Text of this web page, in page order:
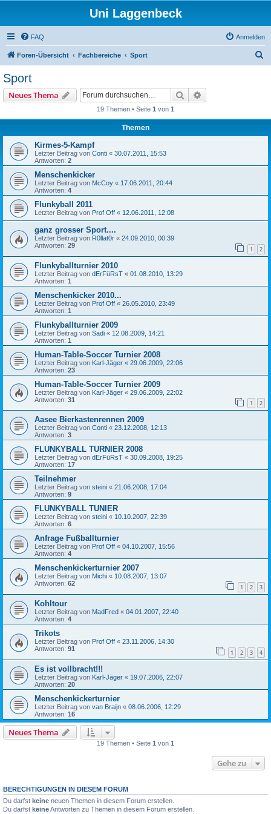
Uni Laggenbeck
FAQ Anmelden
Foren-Übersicht Fachbereiche Sport
Sport
Neues Thema Suche
19 Themen • Seite 1 von 1
Themen
Kirmes-5-Kampf
Letzter Beitrag von Conti « 30.07.2011, 15:53
Antworten: 2
Menschenkicker
Letzter Beitrag von McCoy « 17.06.2011, 20:44
Antworten: 4
Flunkyball 2011
Letzter Beitrag von Prof Off « 12.06.2011, 12:08
ganz grosser Sport....
Letzter Beitrag von R0llat0r « 24.09.2010, 00:39
Antworten: 29 1 2
Flunkyballturnier 2010
Letzter Beitrag von dErFüRsT « 01.08.2010, 13:29
Antworten: 1
Menschenkicker 2010...
Letzter Beitrag von Prof Off « 26.05.2010, 23:49
Antworten: 1
Flunkyballturnier 2009
Letzter Beitrag von Sadi « 12.08.2009, 14:21
Antworten: 1
Human-Table-Soccer Turnier 2008
Letzter Beitrag von Karl-Jäger « 29.06.2009, 22:06
Antworten: 23
Human-Table-Soccer Turnier 2009
Letzter Beitrag von Karl-Jäger « 29.06.2009, 22:02
Antworten: 31 1 2
Aasee Bierkastenrennen 2009
Letzter Beitrag von Conti « 23.12.2008, 12:13
Antworten: 3
FLUNKYBALL TURNIER 2008
Letzter Beitrag von dErFüRsT « 30.09.2008, 19:25
Antworten: 17
Teilnehmer
Letzter Beitrag von steini « 21.06.2008, 17:04
Antworten: 9
FLUNKYBALL TUNIER
Letzter Beitrag von steini « 10.10.2007, 22:39
Antworten: 6
Anfrage Fußballturnier
Letzter Beitrag von Prof Off « 04.10.2007, 15:56
Antworten: 4
Menschenkickerturnier 2007
Letzter Beitrag von Michi « 10.08.2007, 13:07
Antworten: 62 1 2 3
Kohltour
Letzter Beitrag von MadFred « 04.01.2007, 22:40
Antworten: 4
Trikots
Letzter Beitrag von Prof Off « 23.11.2006, 14:30
Antworten: 91 1 2 3 4
Es ist vollbracht!!!
Letzter Beitrag von Karl-Jäger « 19.07.2006, 22:07
Antworten: 20
Menschenkickerturnier
Letzter Beitrag von van Braijn « 08.06.2006, 12:29
Antworten: 16
Neues Thema
19 Themen • Seite 1 von 1
Gehe zu
BERECHTIGUNGEN IN DIESEM FORUM
Du darfst keine neuen Themen in diesem Forum erstellen.
Du darfst keineAntworten zu Themen in diesem Forum erstellen.